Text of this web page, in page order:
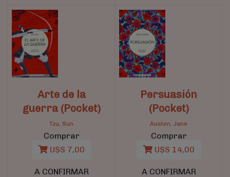
Arte de la
guerra (Pocket)
Tzu, Sun
Comprar
U$S 7,00
A CONFIRMAR
Persuasión
(Pocket)
Austen, Jane
Comprar
U$S 14,00
A CONFIRMAR